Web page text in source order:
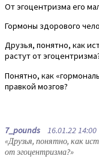
От эгоцентризма его
Гормоны здорового
Друзья, понятно, как
растут от
Понятно, как
правкой мозгов?
7_pounds 16.01.22 14:00
«Друзья, понятно, как
от эгоцентризма?»